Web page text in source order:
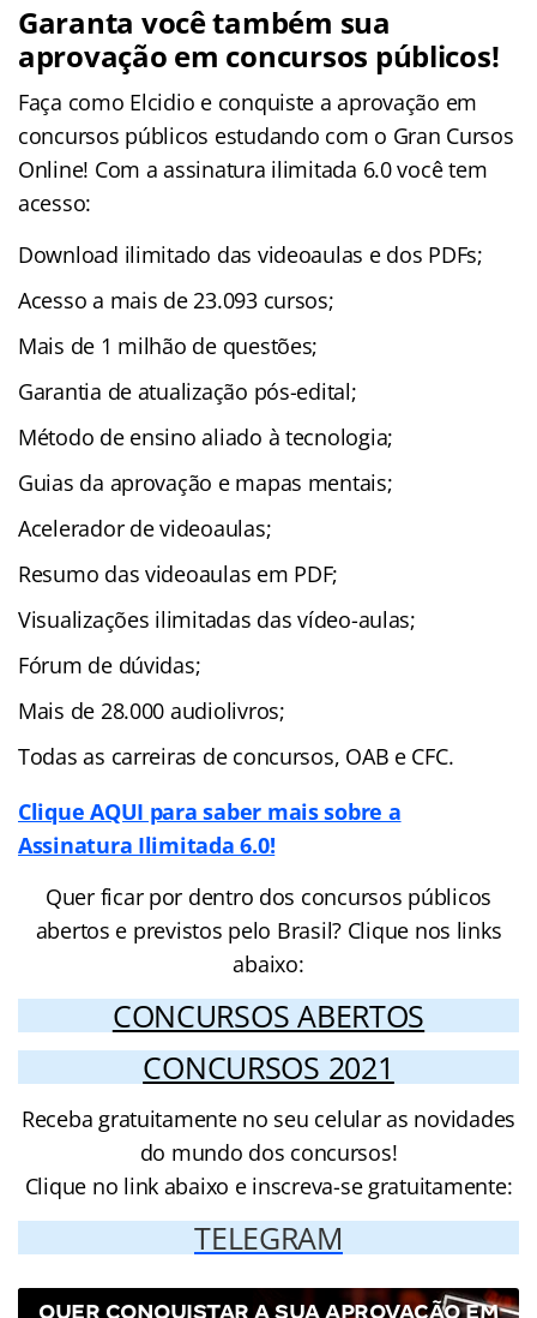
Garanta você também sua
aprovação em concursos públicos!
Faça como Elcidio e conquiste a aprovação em
concursos públicos estudando com o Gran Cursos
Online! Com a assinatura ilimitada 6.0 você tem
acesso:
Download ilimitado das videoaulas e dos PDFs;
Acesso a mais de 23.093 cursos;
Mais de 1 milhão de questões;
Garantia de atualização pós-edital;
Método de ensino aliado à tecnologia;
Guias da aprovação e mapas mentais;
Acelerador de videoaulas;
Resumo das videoaulas em PDF;
Visualizações ilimitadas das vídeo-aulas;
Fórum de dúvidas;
Mais de 28.000 audiolivros;
Todas as carreiras de concursos, OAB e CFC.
Clique AQUI para saber mais sobre a
Assinatura Ilimitada 6.0!
Quer ficar por dentro dos concursos públicos
abertos e previstos pelo Brasil? Clique nos links
abaixo:
CONCURSOS ABERTOS
CONCURSOS 2021
Receba gratuitamente no seu celular as novidades
do mundo dos concursos!
Clique no link abaixo e inscreva-se gratuitamente:
TELEGRAM
QUER CONQUISTAR A SUA APROVAÇÃO EM